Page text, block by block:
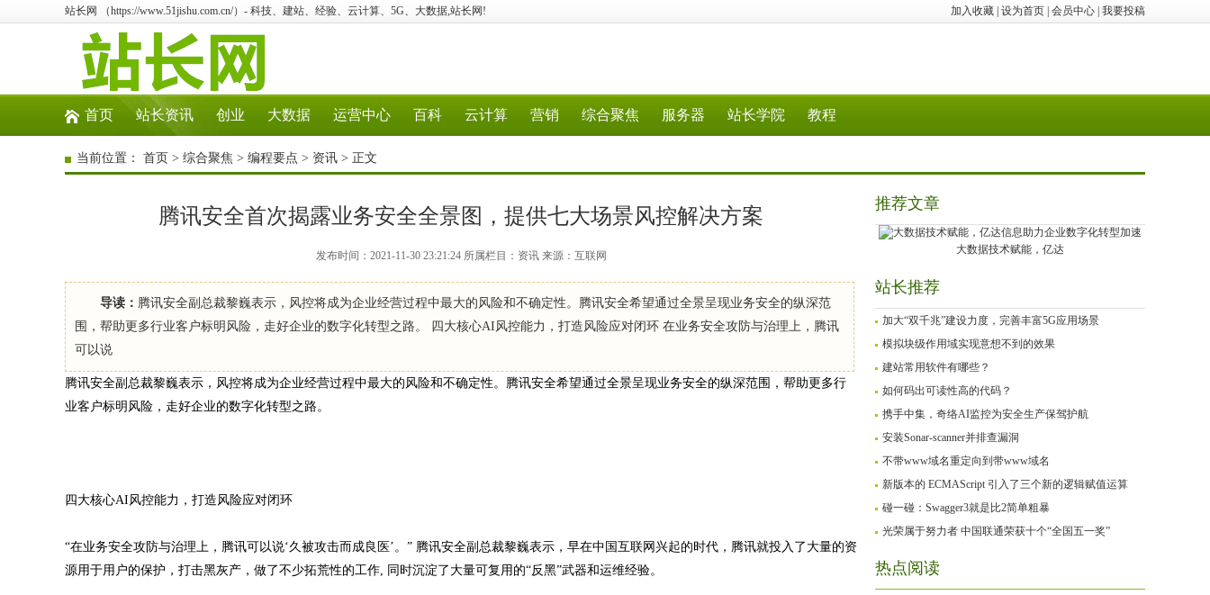
加入收藏 设为首页 会员中心 我要投稿
站长网 （https://www.51jishu.com.cn/）- 科技、建站、经验、云计算、5G、大数据,站长网!
首页 站长资讯 创业 大数据 运营中心 百科 云计算 营销 综合聚焦 服务器 站长学院 教程
当前位置： 首页 > 综合聚焦 > 编程要点 > 资讯 > 正文
腾讯安全首次揭露业务安全全景图，提供七大场景风控解决方案
发布时间：2021-11-30 23:21:24 所属栏目：资讯 来源：互联网
导读： 腾讯安全副总裁黎巍表示，风控将成为企业经营过程中最大的风险和不确定性。腾讯安全希望通过全景呈现业务安全的纵深范
围，帮助更多行业客户标明风险，走好企业的数字化转型之路。 四大核心AI风控能力，打造风险应对闭环 在业务安全攻防与治理上，腾讯
可以说
腾讯安全副总裁黎巍表示，风控将成为企业经营过程中最大的风险和不确定性。腾讯安全希望通过全景呈现业务安全的纵深范围，帮助更多行
业客户标明风险，走好企业的数字化转型之路。
四大核心AI风控能力，打造风险应对闭环
“在业务安全攻防与治理上，腾讯可以说‘久被攻击而成良医’。” 腾讯安全副总裁黎巍表示，早在中国互联网兴起的时代，腾讯就投入了大量的资
源用于用户的保护，打击黑灰产，做了不少拓荒性的工作, 同时沉淀了大量可复用的“反黑”武器和运维经验。
推荐文章
大数据技术赋能，亿达
站长推荐
加大“双千兆”建设力度，完善丰富5G应用场景
模拟块级作用域实现意想不到的效果
建站常用软件有哪些？
如何码出可读性高的代码？
携手中集，奇络AI监控为安全生产保驾护航
安装Sonar-scanner并排查漏洞
不带www域名重定向到带www域名
新版本的 ECMAScript 引入了三个新的逻辑赋值运算
碰一碰：Swagger3就是比2简单粗暴
光荣属于努力者 中国联通荣获十个“全国五一奖”
热点阅读